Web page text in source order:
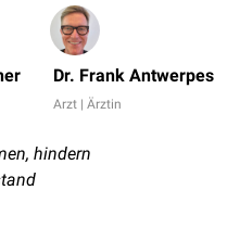
Dr. Frank Antwerpes
Arzt | Ärztin
hindern